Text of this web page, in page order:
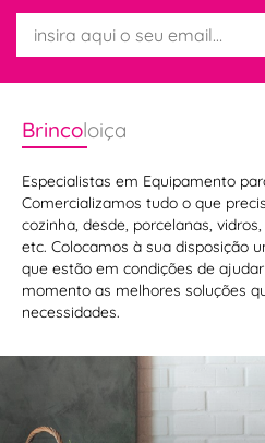
Brincoloiça
Especialistas em Equipamento
Comercializamos tudo o que
cozinha, desde, porcelanas,
etc. Colocamos à sua disposição
que estão em condições de
momento as melhores soluções
necessidades.